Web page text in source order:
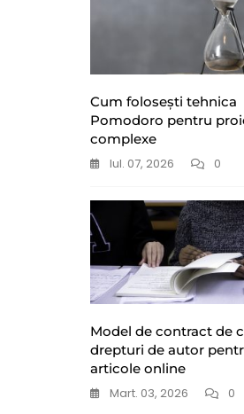
Cum folosești tehnica
Pomodoro pentru
complexe
Iul. 07, 2026
0
Model de contract de
drepturi de autor
articole online
Mart. 03, 2026
0